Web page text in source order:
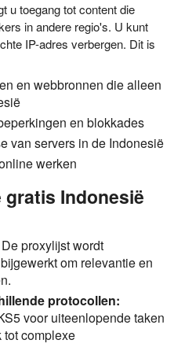
u toegang tot content die
in andere regio's. U kunt
IP-adres verbergen. Dit is
en webbronnen die alleen
en blokkades
van servers in de Indonesië
werken
gratis Indonesië
De proxylijst wordt
om relevantie en
protocollen:
voor uiteenlopende taken
complexe